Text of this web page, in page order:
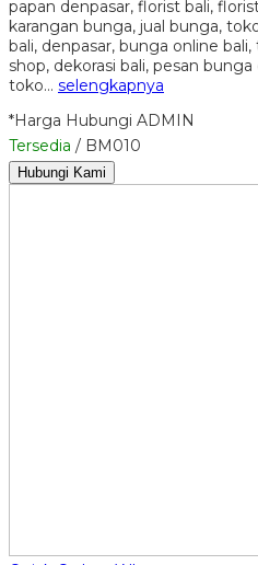
papan denpasar, florist bali,
karangan bunga, jual bunga,
bali, denpasar, bunga online
shop, dekorasi bali, pesan
toko… selengkapnya
*Harga Hubungi ADMIN
Tersedia / BM010
Hubungi Kami